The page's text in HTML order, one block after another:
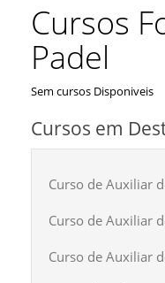
Cursos
Padel
Sem cursos Disponiveis
Cursos em
Curso de Auxiliar
Curso de Auxiliar
Curso de Auxiliar